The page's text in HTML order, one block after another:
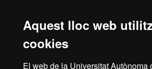
Aquest lloc web
cookies
El web de la Universitat Autònoma
Reconeixement internacional de